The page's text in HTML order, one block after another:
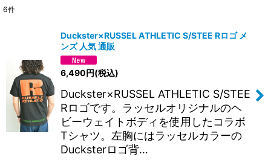
並び順:
絞り込む
6件
Duckster×RUSSEL ATHLETIC S/STEE Rロゴ メ
ンズ 人気 通販
6,490円(税込)
Duckster×RUSSEL ATHLETIC S/STEE
Rロゴです。ラッセルオリジナルのヘ
ビーウェイトボディを使用したコラボ
Tシャツ。左胸にはラッセルカラーの
Ducksterロゴ背…